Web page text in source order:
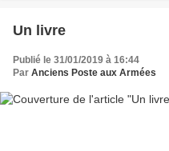
Un livre
Publié le 31/01/2019 à 16:44
Par Anciens Poste aux Armées